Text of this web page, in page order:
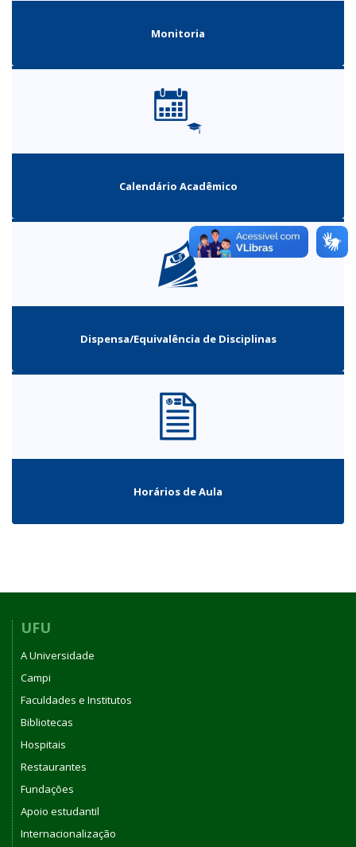
Monitoria
Calendário Acadêmico
Dispensa/Equivalência de Disciplinas
Horários de Aula
UFU
A Universidade
Campi
Faculdades e Institutos
Bibliotecas
Hospitais
Restaurantes
Fundações
Apoio estudantil
Internacionalização